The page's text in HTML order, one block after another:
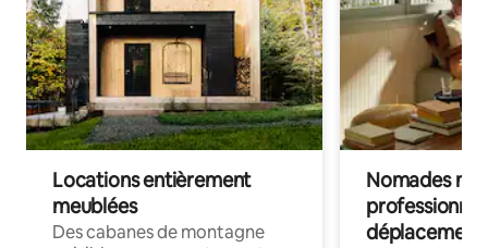
Locations entièrement
meublées
Des cabanes de montagne
Nomades
déplacement